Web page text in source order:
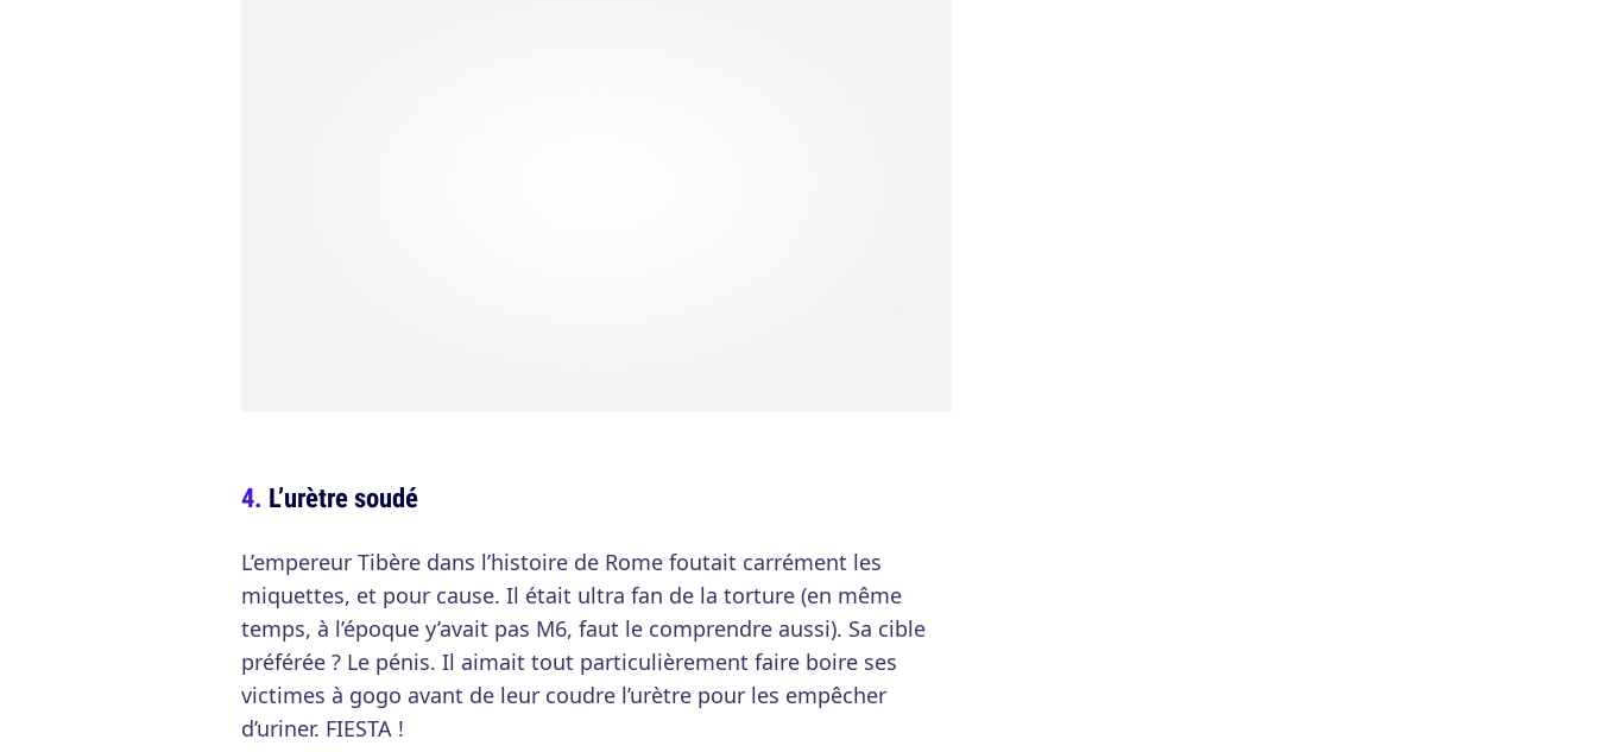
L’urètre soudé
L’empereur Tibère dans l’histoire de Rome foutait carrément les
miquettes, et pour cause. Il était ultra fan de la torture (en même
temps, à l’époque y’avait pas M6, faut le comprendre aussi). Sa cible
préférée ? Le pénis. Il aimait tout particulièrement faire boire ses
victimes à gogo avant de leur coudre l’urètre pour les empêcher
d’uriner. FIESTA !